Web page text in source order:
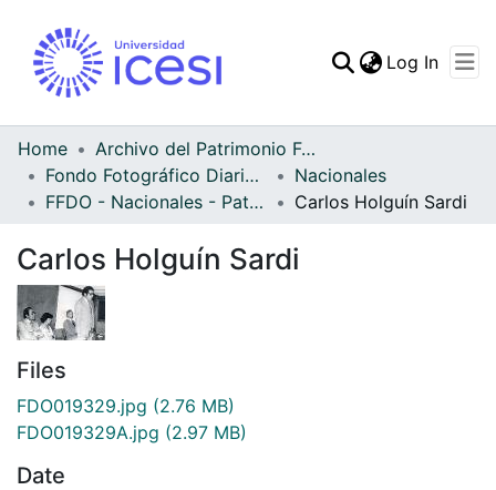
Statistics
Log In
Home
Archivo del Patrimonio Fotográfico y Fílmico del Valle del Cauca
Fondo Fotográfico Diario Occidente
Nacionales
FFDO - Nacionales - Patrimonial
Carlos Holguín Sardi
Carlos Holguín Sardi
Files
FDO019329.jpg (2.76 MB)
FDO019329A.jpg (2.97 MB)
Date